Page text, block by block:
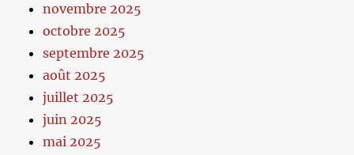
novembre 2025
octobre 2025
septembre 2025
août 2025
juillet 2025
juin 2025
mai 2025